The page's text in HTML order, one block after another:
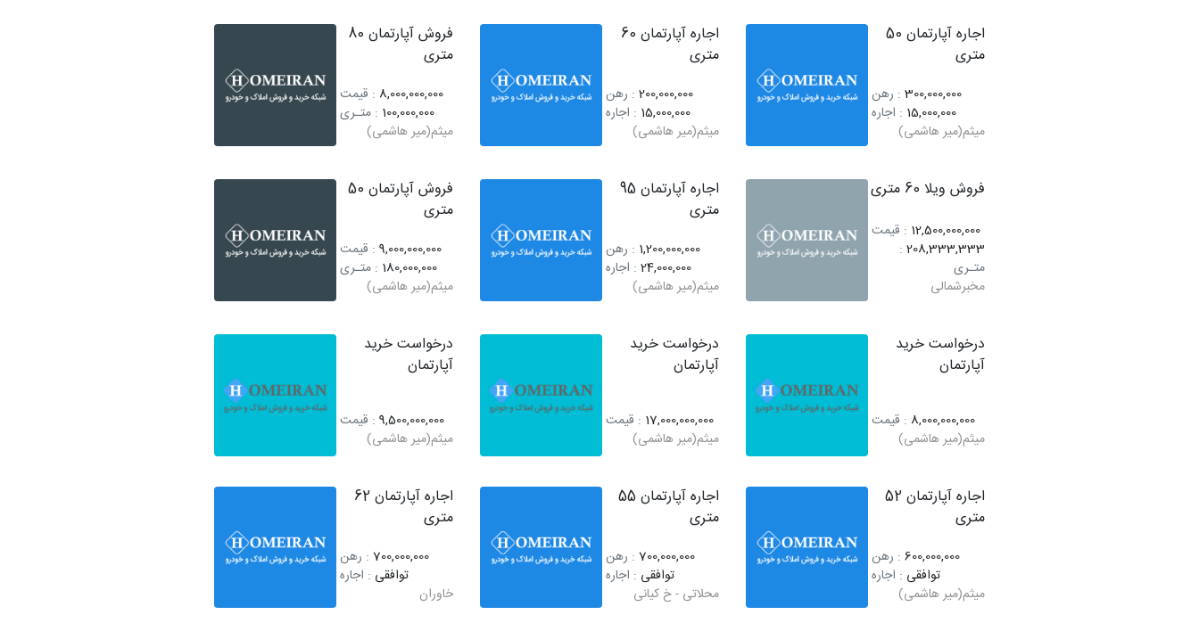
اجاره آپارتمان 50
متری
300,000,000 : رهن
15,000,000 : اجاره
میثم(میر هاشمی)
اجاره آپارتمان 60
متری
200,000,000 : رهن
15,000,000 : اجاره
میثم(میر هاشمی)
فروش آپارتمان 80
متری
8,000,000,000 : قیمت
100,000,000 : متـری
میثم(میر هاشمی)
فروش ویلا 60 متری
12,500,000,000 : قیمت
208,333,333
:
متـری
مخبرشمالی
اجاره آپارتمان 95
متری
1,200,000,000 : رهن
24,000,000 : اجاره
میثم(میر هاشمی)
فروش آپارتمان 50
متری
9,000,000,000 : قیمت
180,000,000 : متـری
میثم(میر هاشمی)
درخواست خرید
آپارتمان
8,000,000,000 : قیمت
میثم(میر هاشمی)
درخواست خرید
آپارتمان
17,000,000,000 : قیمت
میثم(میر هاشمی)
درخواست خرید
آپارتمان
9,500,000,000 : قیمت
میثم(میر هاشمی)
اجاره آپارتمان 52
متری
600,000,000 : رهن
توافقی : اجاره
میثم(میر هاشمی)
اجاره آپارتمان 55
متری
700,000,000 : رهن
توافقی : اجاره
محلاتی - خ کیانی
اجاره آپارتمان 62
متری
700,000,000 : رهن
توافقی : اجاره
خاوران